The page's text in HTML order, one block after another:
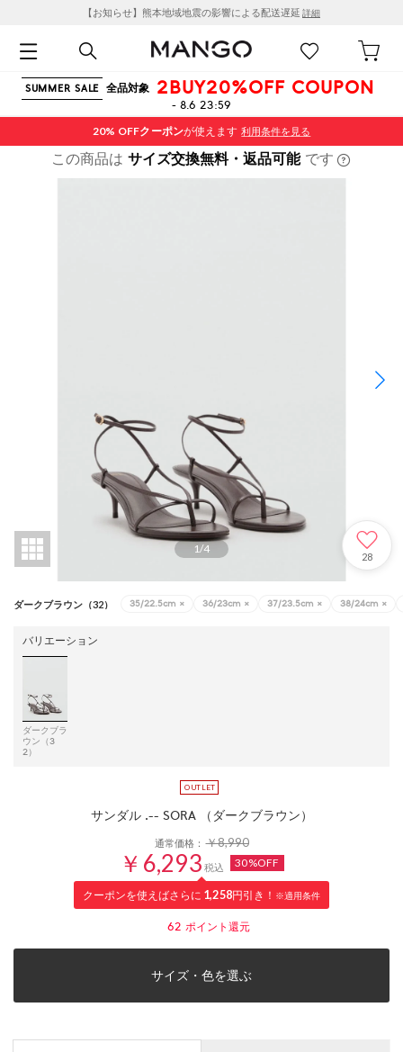
【お知らせ】熊本地域地震の影響による配送遅延 詳細
SUMMER SALE 全品対象 2BUY20%OFF COUPON
- 8.6 23:59
20% OFFクーポンが使えます 利用条件を見る
この商品は サイズ交換無料・返品可能 です
1/4
28
ダークブラウン（32） 35/22.5cm × 36/23cm × 37/23.5cm × 38/24cm ×
バリエーション
ダークブラ
ウン（3
2）
サンダル .-- SORA （ダークブラウン）
通常価格：￥8,990
￥6,293 税込 30%OFF
クーポンを使えばさらに 1,258円引き！ ※適用条件
62 ポイント還元
サイズ・色を選ぶ